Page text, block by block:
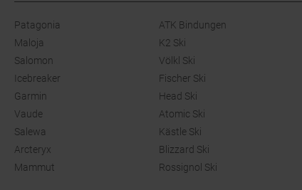
Patagonia
Maloja
Salomon
Icebreaker
Garmin
Vaude
Salewa
Arcteryx
Mammut
ATK Bindungen
K2 Ski
Völkl Ski
Fischer Ski
Head Ski
Atomic Ski
Kästle Ski
Blizzard Ski
Rossignol Ski